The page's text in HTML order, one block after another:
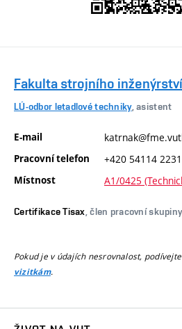
Fakulta strojního inženýrství
LÚ-odbor letadlové techniky, asistent
E-mail
Pracovní telefon +420 54114 2231
Místnost A1/0425
Certifikace Tisax , člen pracovní skupiny
Pokud je v údajích nesrovnalost,
vizitkám.